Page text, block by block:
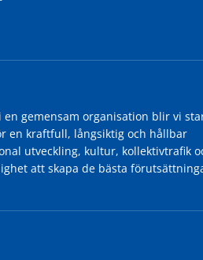
gemensam organisation blir vi
en kraftfull, långsiktig och hållbar
utveckling, kultur, kollektivtrafik
att skapa de bästa